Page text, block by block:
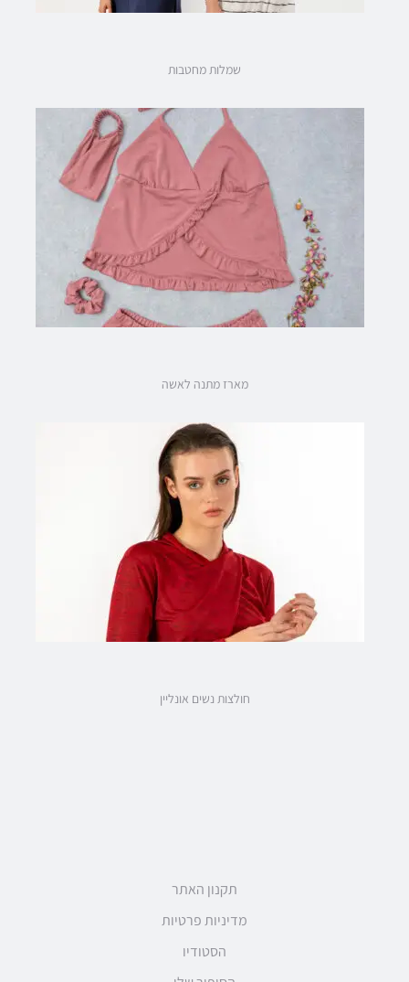
שמלות מחטבות
מארז מתנה לאשה
חולצות נשים אונליין
תקנון האתר
מדיניות פרטיות
הסטודיו